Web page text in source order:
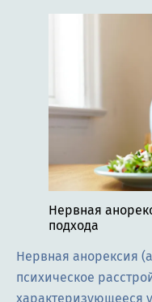
Нервная
подхода
Нервная анорексия
психическое
характеризующееся